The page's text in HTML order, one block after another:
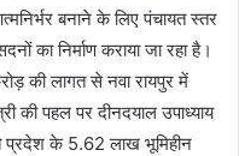
बनाने के लिए पंचायत स्तर
का निर्माण कराया जा रहा है।
की लागत से नवा रायपुर में
की पहल पर दीनदयाल उपाध्याय
प्रदेश के 5.62 लाख भूमिहीन